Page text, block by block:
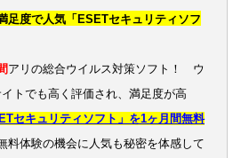
足度で人気「ESETセキュリティソフ
アリの総合ウイルス対策ソフト！ ウ
トでも高く評価され、満足度が高
セキュリティソフト」を1ヶ月間無料
料体験の機会に人気も秘密を体感して